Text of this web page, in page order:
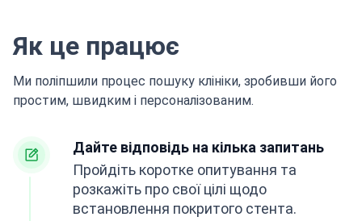
Як це працює
Ми поліпшили процес пошуку клініки, зробивши його
простим, швидким і персоналізованим.
Дайте відповідь на кілька запитань
Пройдіть коротке опитування та
розкажіть про свої цілі щодо
встановлення покритого стента.